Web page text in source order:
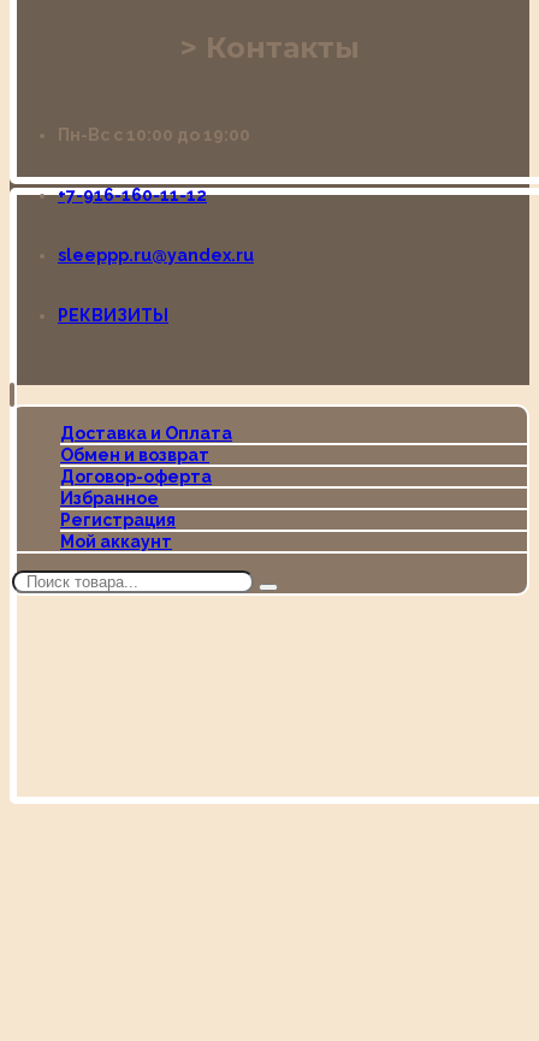
Контакты
Пн-Вс с 10:00 до 19:00
+7-916-160-11-12
sleeppp.ru@yandex.ru
РЕКВИЗИТЫ
Доставка и Оплата
Обмен и возврат
Договор-оферта
Избранное
Регистрация
Мой аккаунт